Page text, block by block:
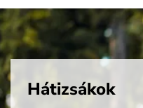
Hátizsákok